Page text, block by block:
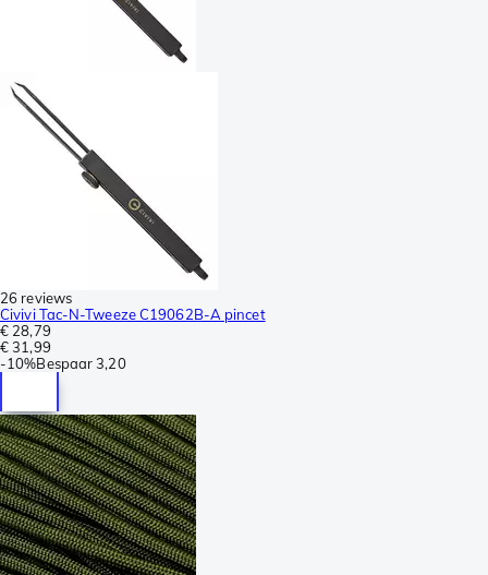
26 reviews
Civivi Tac-N-Tweeze C19062B-A pincet
€ 28,79
€ 31,99
-10%Bespaar 3,20